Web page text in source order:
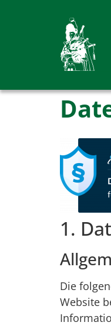
1.
Die
Website